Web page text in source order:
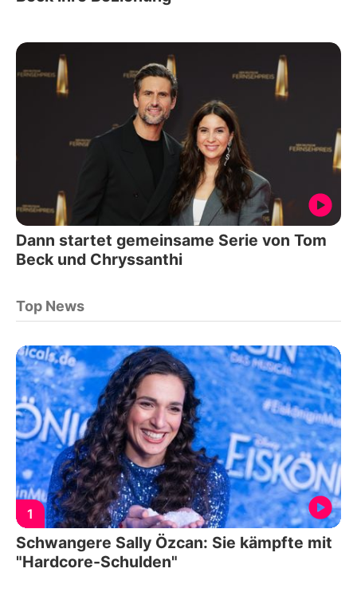
Dann startet gemeinsame Serie von Tom
Beck und Chryssanthi
Top News
1
Schwangere Sally Özcan: Sie kämpfte mit
"Hardcore-Schulden"